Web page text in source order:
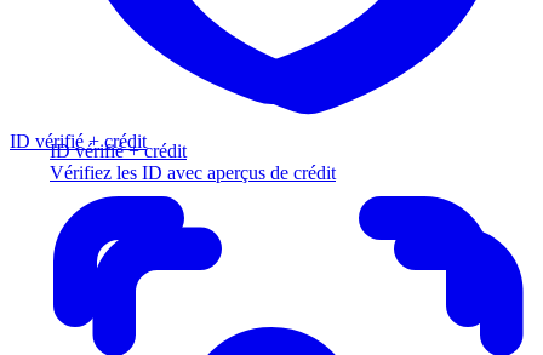
ID vérifié + crédit
Vérifiez les ID avec aperçus de crédit
ID vérifié + crédit